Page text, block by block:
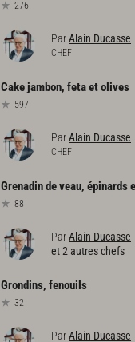
276
ParAlain Ducasse
CHEF
Cakejambon, fetaetolives
597
ParAlain Ducasse
CHEF
Grenadindeveau, épinards
88
ParAlain Ducasse
et 2 autres chefs
Grondins, fenouils
32
ParAlain Ducasse